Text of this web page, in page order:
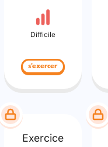
Difficile
s'exercer
Exercice